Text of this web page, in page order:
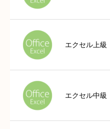
エクセル上級
エクセル中級